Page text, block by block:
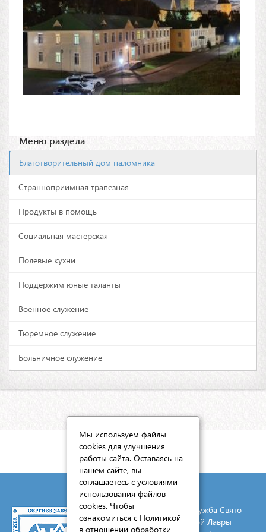
Меню раздела
Благотворительный дом паломника
Странноприимная трапезная
Продукты в помощь
Социальная мастерская
Полевые кухни
Поддержим юные таланты
Военное служение
Тюремное служение
Больничное служение
КАРТА САЙТА
© 2026 Социальная служба Свято-
Троицкой Сергиевой Лавры
Мы используем файлы
cookies для улучшения
работы сайта. Оставаясь на
нашем сайте, вы
соглашаетесь с условиями
использования файлов
cookies. Чтобы
ознакомиться с Политикой
в отношении обработки